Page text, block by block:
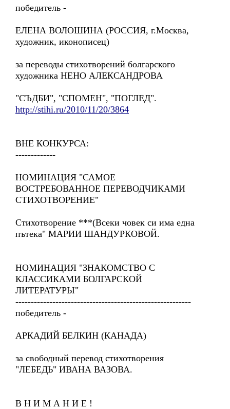
победитель -
ЕЛЕНА ВОЛОШИНА (РОССИЯ, г.Москва,
художник, иконописец)
за переводы стихотворений болгарского
художника НЕНО АЛЕКСАНДРОВА
"СЪДБИ", "СПОМЕН", "ПОГЛЕД".
http://stihi.ru/2010/11/20/3864
ВНЕ КОНКУРСА:
-------------
НОМИНАЦИЯ "САМОЕ
ВОСТРЕБОВАННОЕ ПЕРЕВОДЧИКАМИ
СТИХОТВОРЕНИЕ"
Стихотворение ***(Всеки човек си има една
пътека" МАРИИ ШАНДУРКОВОЙ.
НОМИНАЦИЯ "ЗНАКОМСТВО С
КЛАССИКАМИ БОЛГАРСКОЙ
ЛИТЕРАТУРЫ"
---------------------------------------------------------
победитель -
АРКАДИЙ БЕЛКИН (КАНАДА)
за свободный перевод стихотворения
"ЛЕБЕДЬ" ИВАНА ВАЗОВА.
В Н И М А Н И Е !